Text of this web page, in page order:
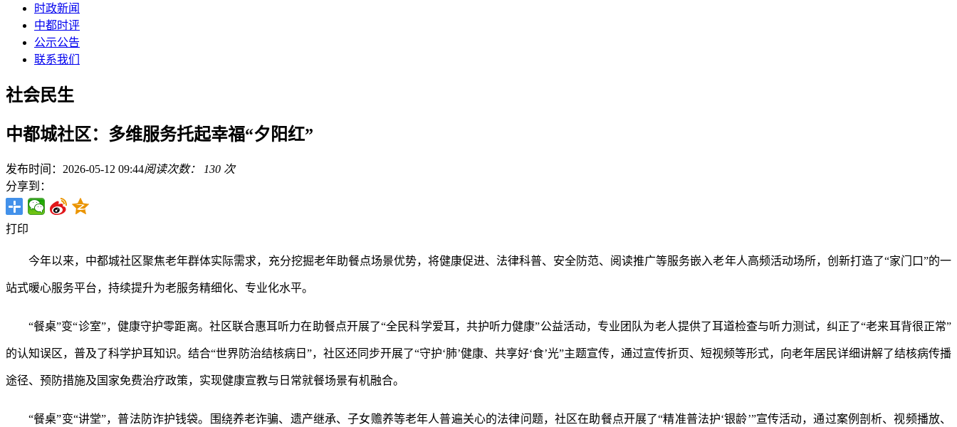
时政新闻
中都时评
公示公告
联系我们
社会民生
中都城社区：多维服务托起幸福“夕阳红”
发布时间：2026-05-12 09:44阅读次数： 130 次
分享到：
打印
今年以来，中都城社区聚焦老年群体实际需求，充分挖掘老年助餐点场景优势，将健康促进、法律科普、安全防范、阅读推广等服务嵌入老年人高频活动场所，创新打造了“家门口”的一
站式暖心服务平台，持续提升为老服务精细化、专业化水平。
“餐桌”变“诊室”，健康守护零距离。社区联合惠耳听力在助餐点开展了“全民科学爱耳，共护听力健康”公益活动，专业团队为老人提供了耳道检查与听力测试，纠正了“老来耳背很正常”
的认知误区，普及了科学护耳知识。结合“世界防治结核病日”，社区还同步开展了“守护‘肺’健康、共享好‘食’光”主题宣传，通过宣传折页、短视频等形式，向老年居民详细讲解了结核病传播
途径、预防措施及国家免费治疗政策，实现健康宣教与日常就餐场景有机融合。
“餐桌”变“讲堂”，普法防诈护钱袋。围绕养老诈骗、遗产继承、子女赡养等老年人普遍关心的法律问题，社区在助餐点开展了“精准普法护‘银龄’”宣传活动，通过案例剖析、视频播放、